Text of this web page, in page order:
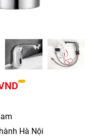
Hà Nội